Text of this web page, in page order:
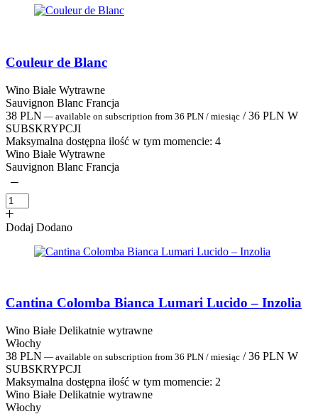
Couleur de Blanc
Wino Białe Wytrawne
Sauvignon Blanc Francja
38 PLN — available on subscription from 36 PLN / miesiąc / 36 PLN W
SUBSKRYPCJI
Maksymalna dostępna ilość w tym momencie: 4
Wino Białe Wytrawne
Sauvignon Blanc Francja
Dodaj Dodano
Cantina Colomba Bianca Lumari Lucido – Inzolia
Wino Białe Delikatnie wytrawne
Włochy
38 PLN — available on subscription from 36 PLN / miesiąc / 36 PLN W
SUBSKRYPCJI
Maksymalna dostępna ilość w tym momencie: 2
Wino Białe Delikatnie wytrawne
Włochy